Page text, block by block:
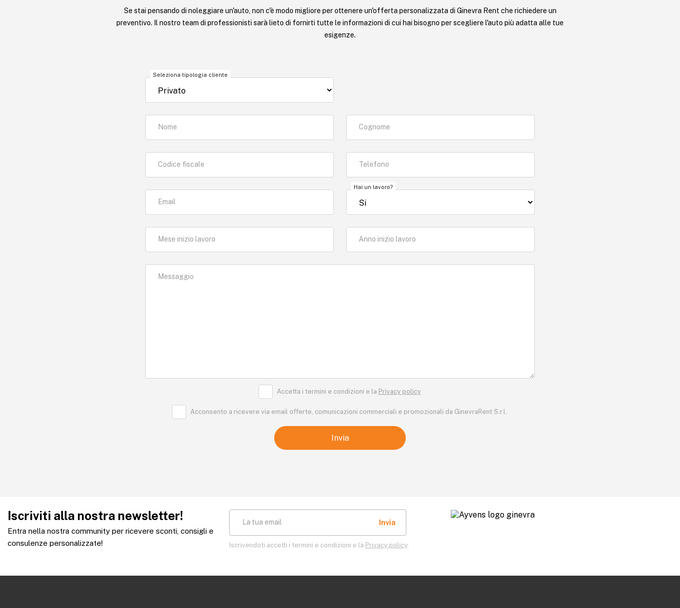
Se stai pensando di noleggiare un'auto, non c'è modo migliore per ottenere un'offerta personalizzata di Ginevra Rent che richiedere un
preventivo. Il nostro team di professionisti sarà lieto di fornirti tutte le informazioni di cui hai bisogno per scegliere l'auto più adatta alle tue
esigenze.
Seleziona tipologia cliente
Nome Cognome
Codice fiscale Telefono
Email
Hai un lavoro?
Mese inizio lavoro Anno inizio lavoro
Messaggio
Accetta i termini e condizioni e la Privacy policy
Acconsento a ricevere via email offerte, comunicazioni commerciali e promozionali da GinevraRent S.r.l.
Iscriviti alla nostra newsletter!
Entra nella nostra community per ricevere sconti, consigli e
consulenze personalizzate!
La tua email
Iscrivendoti accetti i termini e condizioni e la Privacy policy.